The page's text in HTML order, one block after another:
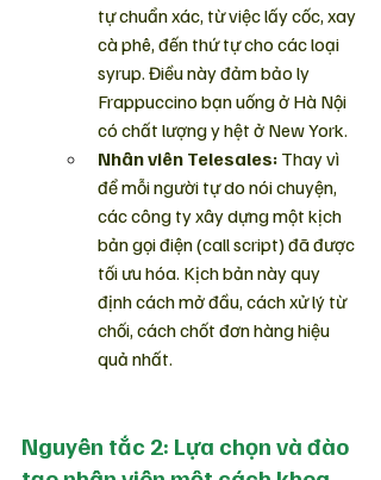
tự chuẩn xác, từ việc lấy cốc, xay
cà phê, đến thứ tự cho các loại
syrup. Điều này đảm bảo ly
Frappuccino bạn uống ở Hà Nội
có chất lượng y hệt ở New York.
Nhân viên Telesales: Thay vì
để mỗi người tự do nói chuyện,
các công ty xây dựng một kịch
bản gọi điện (call script) đã được
tối ưu hóa. Kịch bản này quy
định cách mở đầu, cách xử lý từ
chối, cách chốt đơn hàng hiệu
quả nhất.
Nguyên tắc 2: Lựa chọn và đào